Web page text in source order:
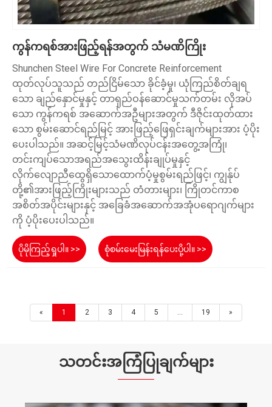
ကွန်ကရစ်အားဖြည့်ရန်အတွက် သံမဏိကြိုး
Shunchen Steel Wire For Concrete Reinforcement
ထုတ်လုပ်သူသည် တည်ငြိမ်သော ခိုင်ခံ့မှု၊ ယုံကြည်စိတ်ချရ
သော ချည်နှောင်မှုနှင့် တာရှည်ဝန်ဆောင်မှုသက်တမ်း လိုအပ်
သော ကွန်ကရစ် အဆောက်အဦများအတွက် ဒီဇိုင်းထုတ်ထား
သော စွမ်းဆောင်ရည်မြင့် အားဖြည့်ဖြေရှင်းချက်များအား ပံ့ပိုး
ပေးပါသည်။ အဆင့်မြင့်သံမဏိလုပ်ငန်းအတွေ့အကြုံ၊
တင်းကျပ်သောအရည်အသွေးထိန်းချုပ်မှုနှင့်
လိုက်လျောညီထွေရှိသောထောက်ပံ့မှုစွမ်းရည်ဖြင့်၊ ကျွန်ုပ်
တို့၏အားဖြည့်ကြိုးများသည် တံတားများ၊ ကြိုတင်ကာစ
အစိတ်အပိုင်းများနှင့် အခြေခံအဆောက်အအုံပရောဂျက်များ
ကို ပံ့ပိုးပေးပါသည်။
ပိုမိုကြည့်ရှုပါ။ >> စုံစမ်းမေးမြန်းရန်ပေးပို့ပါ။ >>
« 1 2 3 4 5 19 »
သတင်းအကြံပြုချက်များ